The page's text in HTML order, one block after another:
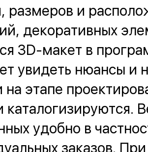
размеров и
декоративных
3D-макет в
увидеть нюансы и
на этапе
каталогизируются.
удобно в
заказов.